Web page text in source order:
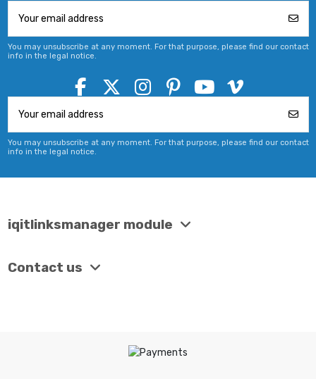
You may unsubscribe at any moment. For that purpose, please find our contact
info in the legal notice.
You may unsubscribe at any moment. For that purpose, please find our contact
info in the legal notice.
iqitlinksmanager module
Contact us